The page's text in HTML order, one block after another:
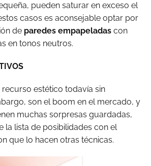
pueden saturar en exceso el
casos es aconsejable optar por
de paredes empapeladas con
en tonos neutros.
recurso estético todavía sin
son el boom en el mercado, y
muchas sorpresas guardadas,
la lista de posibilidades con el
que lo hacen otras técnicas.